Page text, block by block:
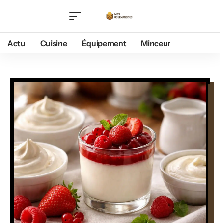
Actu Cuisine Équipement Minceur